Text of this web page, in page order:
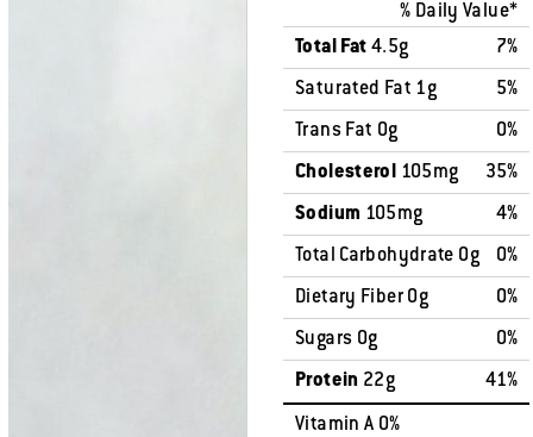
% Daily Value*
Total Fat 4.5g
7%
Saturated Fat 1g
5%
Trans Fat 0g
0%
Cholesterol 105mg
35%
Sodium 105mg
4%
Total Carbohydrate 0g
0%
Dietary Fiber 0g
0%
Sugars 0g
0%
Protein 22g 41%
Vitamin A 0%